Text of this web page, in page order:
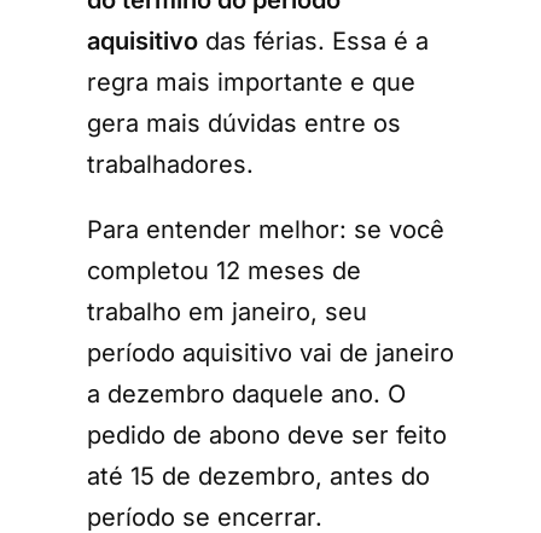
aquisitivo das férias. Essa é a
regra mais importante e que
gera mais dúvidas entre os
trabalhadores.
Para entender melhor: se você
completou 12 meses de
trabalho em janeiro, seu
período aquisitivo vai de janeiro
a dezembro daquele ano. O
pedido de abono deve ser feito
até 15 de dezembro, antes do
período se encerrar.